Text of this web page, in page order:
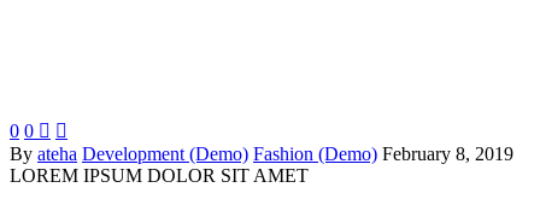
0 0  
By ateha Development (Demo) Fashion (Demo) February 8, 2019
LOREM IPSUM DOLOR SIT AMET